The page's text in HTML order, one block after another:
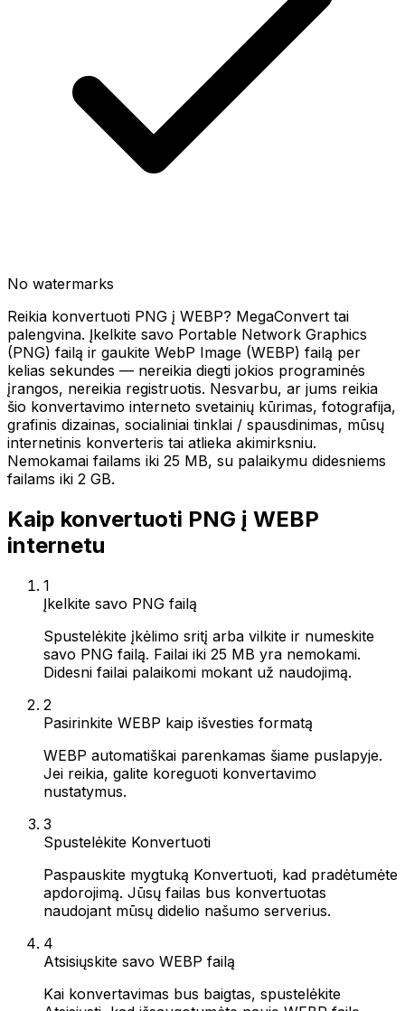
No watermarks
Reikia konvertuoti PNG į WEBP? MegaConvert tai
palengvina. Įkelkite savo Portable Network Graphics
(PNG) failą ir gaukite WebP Image (WEBP) failą per
kelias sekundes — nereikia diegti jokios programinės
įrangos, nereikia registruotis. Nesvarbu, ar jums reikia
šio konvertavimo interneto svetainių kūrimas, fotografija,
grafinis dizainas, socialiniai tinklai / spausdinimas, mūsų
internetinis konverteris tai atlieka akimirksniu.
Nemokamai failams iki 25 MB, su palaikymu didesniems
failams iki 2 GB.
Kaip konvertuoti PNG į WEBP
internetu
1
Įkelkite savo PNG failą
Spustelėkite įkėlimo sritį arba vilkite ir numeskite
savo PNG failą. Failai iki 25 MB yra nemokami.
Didesni failai palaikomi mokant už naudojimą.
2
Pasirinkite WEBP kaip išvesties formatą
WEBP automatiškai parenkamas šiame puslapyje.
Jei reikia, galite koreguoti konvertavimo
nustatymus.
3
Spustelėkite Konvertuoti
Paspauskite mygtuką Konvertuoti, kad pradėtumėte
apdorojimą. Jūsų failas bus konvertuotas
naudojant mūsų didelio našumo serverius.
4
Atsisiųskite savo WEBP failą
Kai konvertavimas bus baigtas, spustelėkite